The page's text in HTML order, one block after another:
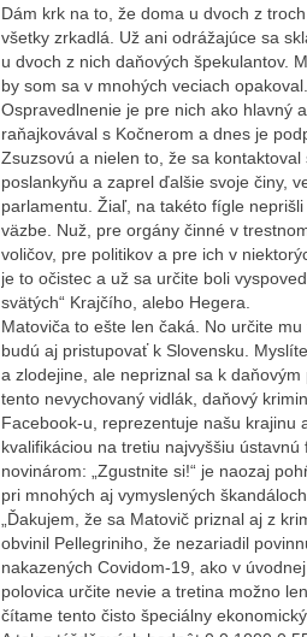
Dám krk na to, že doma u dvoch z
všetky zrkadlá. Už ani odrážajúce sa
u dvoch z nich daňových špekulantov.
by som sa v mnohých veciach opakoval.
Ospravedlnenie je pre nich ako hlavný
raňajkovával s Kočnerom a dnes je
Zsuzsovú a nielen to, že sa
poslankyňu a zaprel ďalšie svoje činy,
parlamentu. Žiaľ, na takéto fígle
väzbe. Nuž, pre orgány činné v
voličov, pre politikov a pre ich v
je to očistec a už sa určite boli
svätých“ Krajčího, alebo Hegera.
Matoviča to ešte len čaká. No určite
budú aj pristupovať k Slovensku.
a zlodejine, ale nepriznal sa k
tento nevychovaný vidlák, daňový
Facebook-u, reprezentuje našu krajinu
kvalifikáciou na tretiu najvyššiu
novinárom: „Zgustnite si!“ je naozaj
pri mnohých aj vymyslených
„Ďakujem, že sa Matovič priznal aj z
obvinil Pellegriniho, že nezariadil
nakazených Covidom-19, ako v
polovica určite nevie a tretina možno
čítame tento čisto špeciálny